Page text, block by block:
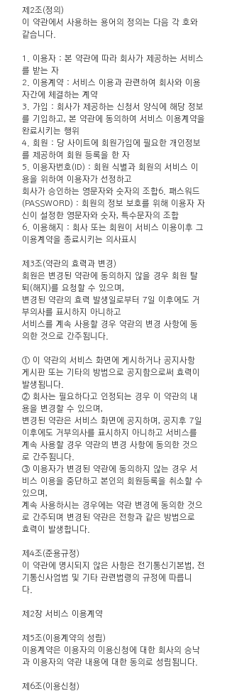
제2조(정의)
이 약관에서 사용하는 용어의 정의는 다음 각 호와
같습니다.
1. 이용자 : 본 약관에 따라 회사가 제공하는 서비스
를 받는 자
2. 이용계약 : 서비스 이용과 관련하여 회사와 이용
자간에 체결하는 계약
3. 가입 : 회사가 제공하는 신청서 양식에 해당 정보
를 기입하고, 본 약관에 동의하여 서비스 이용계약을
완료시키는 행위
4. 회원 : 당 사이트에 회원가입에 필요한 개인정보
를 제공하여 회원 등록을 한 자
5. 이용자번호(ID) : 회원 식별과 회원의 서비스 이
용을 위하여 이용자가 선정하고
회사가 승인하는 영문자와 숫자의 조합6. 패스워드
(PASSWORD) : 회원의 정보 보호를 위해 이용자 자
신이 설정한 영문자와 숫자, 특수문자의 조합
6. 이용해지 : 회사 또는 회원이 서비스 이용이후 그
이용계약을 종료시키는 의사표시
제3조(약관의 효력과 변경)
회원은 변경된 약관에 동의하지 않을 경우 회원 탈
퇴(해지)를 요청할 수 있으며,
변경된 약관의 효력 발생일로부터 7일 이후에도 거
부의사를 표시하지 아니하고
서비스를 계속 사용할 경우 약관의 변경 사항에 동
의한 것으로 간주됩니다.
① 이 약관의 서비스 화면에 게시하거나 공지사항
게시판 또는 기타의 방법으로 공지함으로써 효력이
발생됩니다.
② 회사는 필요하다고 인정되는 경우 이 약관의 내
용을 변경할 수 있으며,
변경된 약관은 서비스 화면에 공지하며, 공지후 7일
이후에도 거부의사를 표시하지 아니하고 서비스를
계속 사용할 경우 약관의 변경 사항에 동의한 것으
로 간주됩니다.
③ 이용자가 변경된 약관에 동의하지 않는 경우 서
비스 이용을 중단하고 본인의 회원등록을 취소할 수
있으며,
계속 사용하시는 경우에는 약관 변경에 동의한 것으
로 간주되며 변경된 약관은 전항과 같은 방법으로
효력이 발생합니다.
제4조(준용규정)
이 약관에 명시되지 않은 사항은 전기통신기본법, 전
기통신사업법 및 기타 관련법령의 규정에 따릅니
다.
제2장 서비스 이용계약
제5조(이용계약의 성립)
이용계약은 이용자의 이용신청에 대한 회사의 승낙
과 이용자의 약관 내용에 대한 동의로 성립됩니다.
제6조(이용신청)